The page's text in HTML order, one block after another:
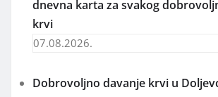
mesečni prevoz đaka